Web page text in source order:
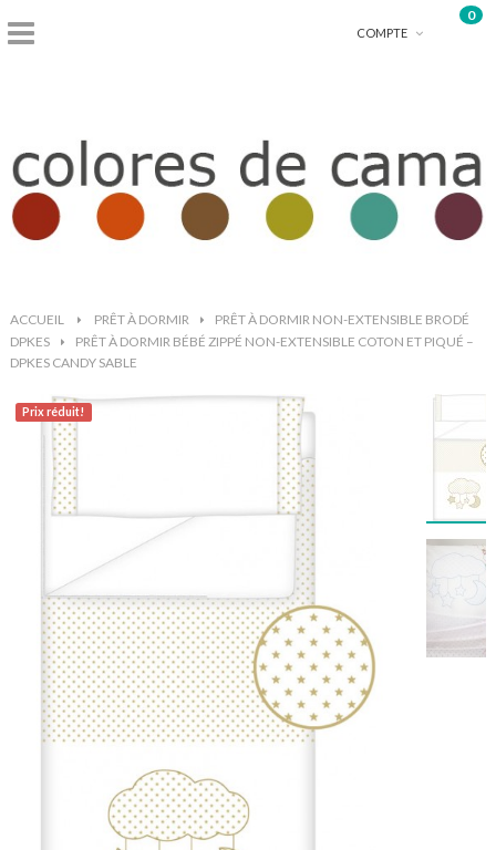
shopping_basket
0
COMPTE
ACCUEIL > PRÊT À DORMIR >
PRÊT À DORMIR NON-EXTENSIBLE BRODÉ
DPKES
>
PRÊT À DORMIR BÉBÉ ZIPPÉ NON-EXTENSIBLE COTON ET PIQUÉ –
DPKES CANDY SABLE
Prix ​​réduit!